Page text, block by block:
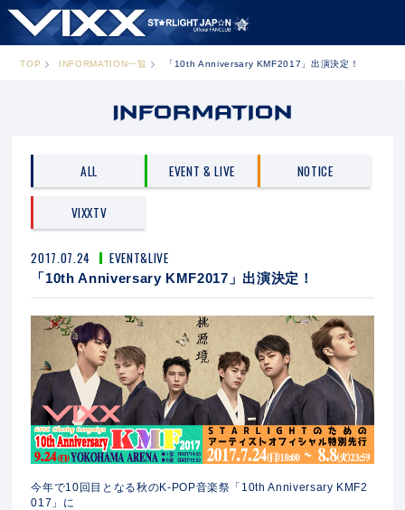
TOP INFORMATION一覧 「10th Anniversary KMF2017」出演決定！
ALL EVENT & LIVE NOTICE
VIXXTV
2017.07.24 EVENT&LIVE
「10th Anniversary KMF2017」出演決定！
今年で10回目となる秋のK-POP音楽祭「10th Anniversary KMF2
017」に